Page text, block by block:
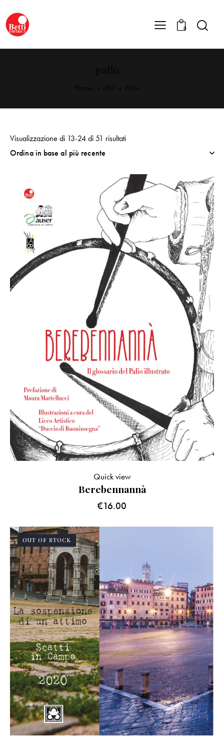
0
Visualizzazione di 13-24 di 51 risultati
Berebennannà
€16.00
Quick view
OUT OF STOCK